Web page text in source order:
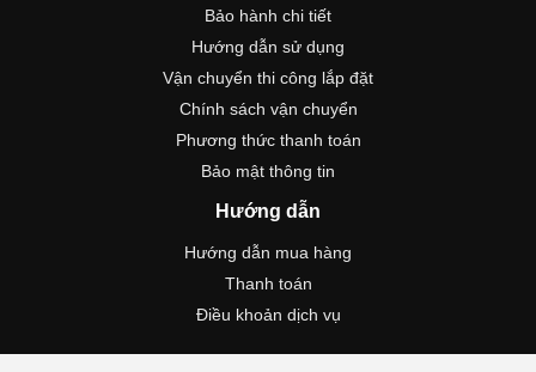
Bảo hành chi tiết
Hướng dẫn sử dụng
Vận chuyển thi công lắp đặt
Chính sách vận chuyển
Phương thức thanh toán
Bảo mật thông tin
Hướng dẫn
Hướng dẫn mua hàng
Thanh toán
Điều khoản dịch vụ